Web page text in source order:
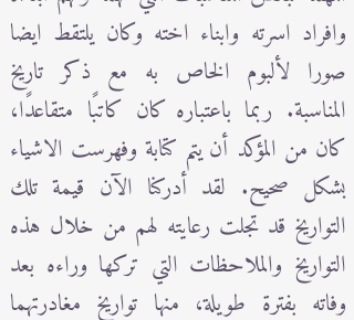
وافراد اسرته وابناء اخته وكان يلتقط ايضا
صورا لألبوم الخاص به مع ذكر تاريخ
المناسبة. ربما باعتباره كان كاتبًا متقاعدًا،
كان من المؤكد أن يتم كتابة وفهرست الاشياء
بشكل صحيح. لقد أدركنا الآن قيمة تلك
التواريخ قد تجلت رعايته لهم من خلال هذه
التواريخ والملاحظات التي تركها وراءه بعد
وفاته بفترة طويلة، منها تواريخ مغادرتهما